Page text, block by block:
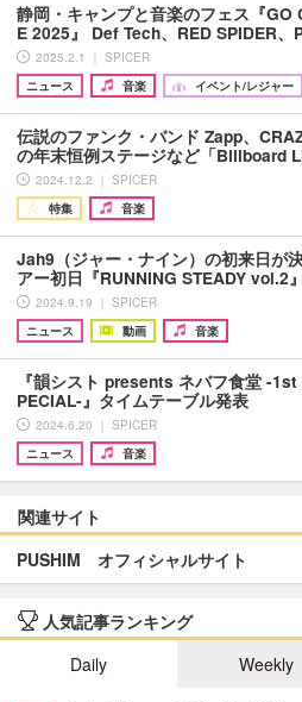
静岡・キャンプと音楽のフェス『GO
E 2025』 Def Tech、RED SPIDER
2025.2.1 ｜ SPICER
ニュース
音楽 イベント/レジャー
伝説のファンク・バンド Zapp、
の年末恒例ステージなど「Billboard
2024.12.2 ｜ SPICER
特集
音楽
Jah9（ジャー・ナイン）の初来日が
アー初日『RUNNING STEADY vol.2
2024.9.19 ｜ SPICER
ニュース
動画 音楽
『韻シスト presents ネバフ食堂 -
PECIAL-』タイムテーブル発表
2024.6.20 ｜ SPICER
ニュース
音楽
関連サイト
PUSHIM オフィシャルサイト
人気記事ランキング
Daily
Weekly